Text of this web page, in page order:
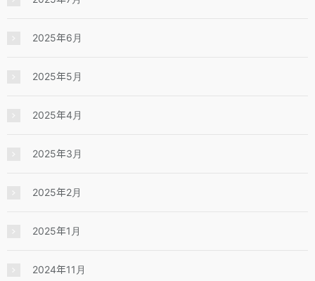
2025年6月
2025年5月
2025年4月
2025年3月
2025年2月
2025年1月
2024年11月